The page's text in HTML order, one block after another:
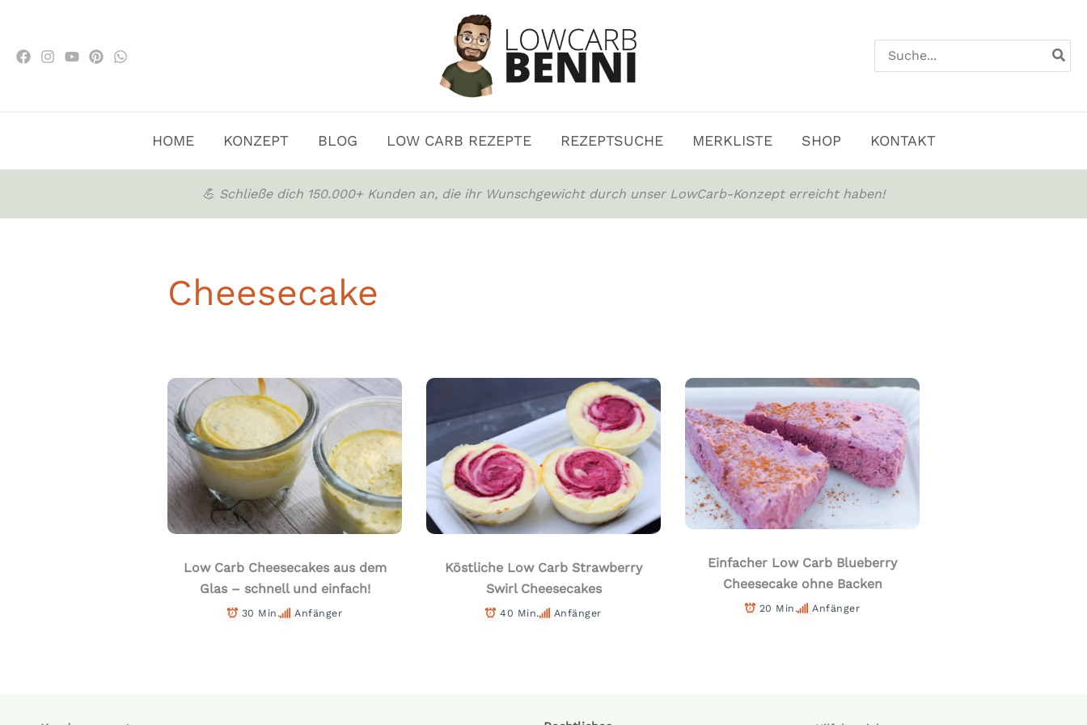
springen
Search
for:
HOME KONZEPT BLOG LOW CARB REZEPTE REZEPTSUCHE MERKLISTE SHOP KONTAKT
💪 Schließe dich 150.000+ Kunden an, die ihr Wunschgewicht durch unser LowCarb-Konzept erreicht haben!
Cheesecake
Low Carb Cheesecakes aus dem
Glas – schnell und einfach!
30 Min. Anfänger
Köstliche Low Carb Strawberry
Swirl Cheesecakes
40 Min. Anfänger
Einfacher Low Carb Blueberry
Cheesecake ohne Backen
20 Min. Anfänger